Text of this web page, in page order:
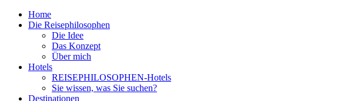
Home
Die Reisephilosophen
Die Idee
Das Konzept
Über mich
Hotels
REISEPHILOSOPHEN-Hotels
Sie wissen, was Sie suchen?
Destinationen